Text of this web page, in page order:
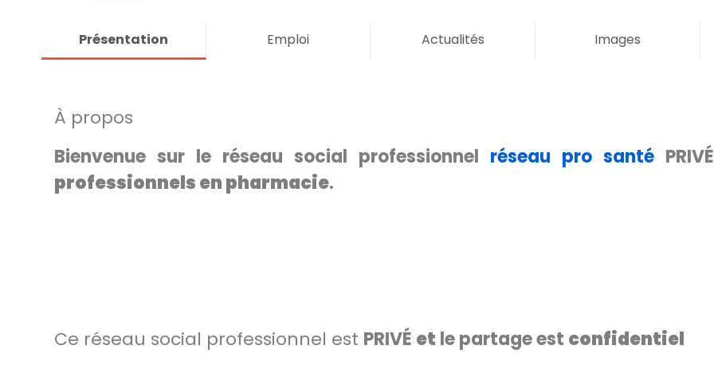
Présentation Emploi Actualités Images
À propos
Bienvenue sur le réseau social professionnel réseau pro santé
professionnels en pharmacie.
Ce réseau social professionnel est PRIVÉ et le partage est confidentiel